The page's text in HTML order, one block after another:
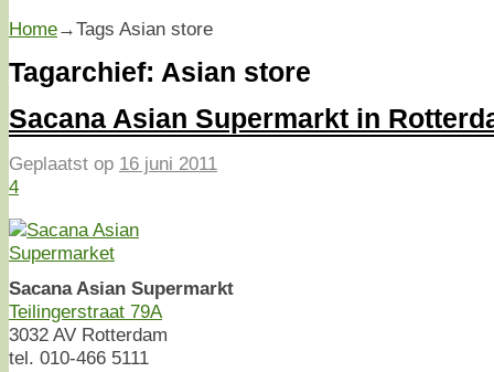
Home→Tags Asian store
Tagarchief: Asian store
Sacana Asian Supermarkt in
Geplaatst op 16 juni 2011
4
Sacana Asian Supermarkt
Teilingerstraat 79A
3032 AV Rotterdam
tel. 010-466 5111